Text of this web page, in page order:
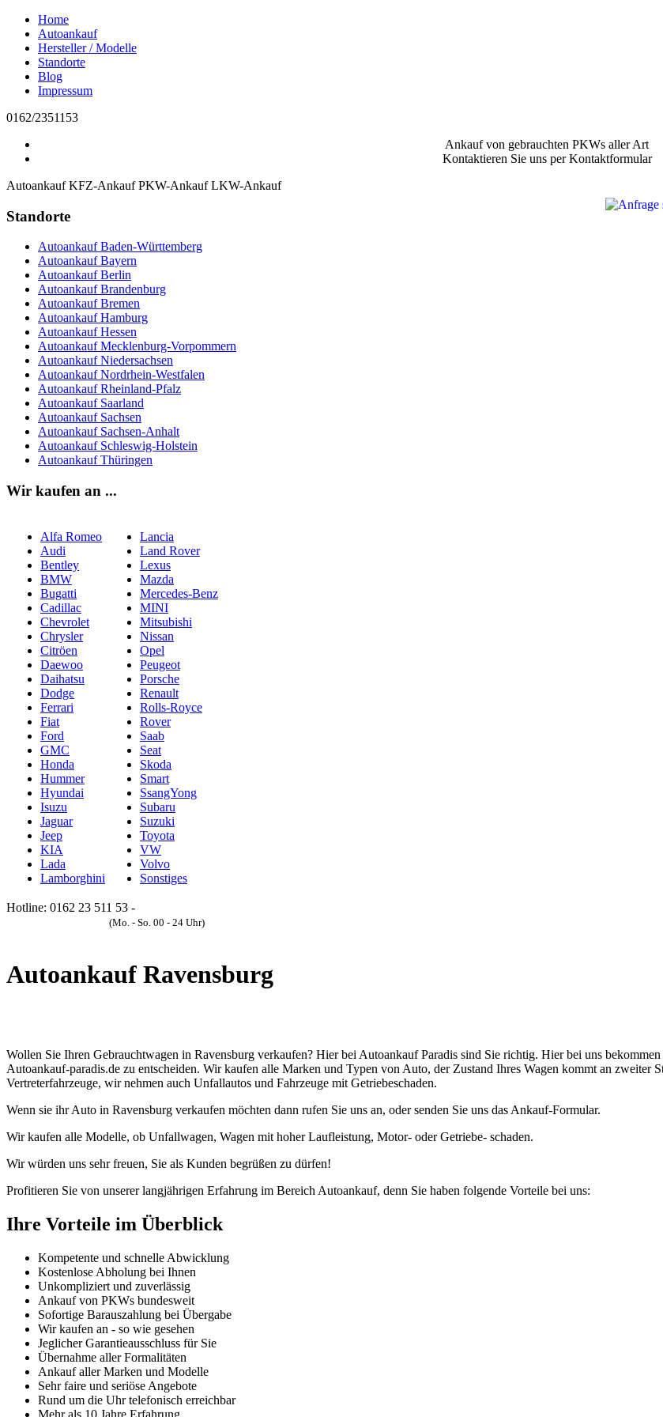
Home
Autoankauf
Hersteller / Modelle
Standorte
Blog
Impressum
0162/2351153
Ankauf von gebrauchten PKWs aller Art
Kontaktieren Sie uns per Kontaktformular
Autoankauf KFZ-Ankauf PKW-Ankauf LKW-Ankauf
Standorte
Autoankauf Baden-Württemberg
Autoankauf Bayern
Autoankauf Berlin
Autoankauf Brandenburg
Autoankauf Bremen
Autoankauf Hamburg
Autoankauf Hessen
Autoankauf Mecklenburg-Vorpommern
Autoankauf Niedersachsen
Autoankauf Nordrhein-Westfalen
Autoankauf Rheinland-Pfalz
Autoankauf Saarland
Autoankauf Sachsen
Autoankauf Sachsen-Anhalt
Autoankauf Schleswig-Holstein
Autoankauf Thüringen
Wir kaufen an ...
Alfa Romeo
Audi
Bentley
BMW
Bugatti
Cadillac
Chevrolet
Chrysler
Citröen
Daewoo
Daihatsu
Dodge
Ferrari
Fiat
Ford
GMC
Honda
Hummer
Hyundai
Isuzu
Jaguar
Jeep
KIA
Lada
Lamborghini
Lancia
Land Rover
Lexus
Mazda
Mercedes-Benz
MINI
Mitsubishi
Nissan
Opel
Peugeot
Porsche
Renault
Rolls-Royce
Rover
Saab
Seat
Skoda
Smart
SsangYong
Subaru
Suzuki
Toyota
VW
Volvo
Sonstiges
Hotline: 0162 23 511 53 -
(Mo. - So. 00 - 24 Uhr)
Autoankauf Ravensburg
Wollen Sie Ihren Gebrauchtwagen in Ravensburg verkaufen? Hier bei Autoankauf Paradis sind Sie richtig. Hier bei uns
Autoankauf-paradis.de zu entscheiden. Wir kaufen alle Marken und Typen von Auto, der Zustand Ihres Wagen kommt an zweiter
Vertreterfahrzeuge, wir nehmen auch Unfallautos und Fahrzeuge mit Getriebeschaden.
Wenn sie ihr Auto in Ravensburg verkaufen möchten dann rufen Sie uns an, oder senden Sie uns das Ankauf-Formular.
Wir kaufen alle Modelle, ob Unfallwagen, Wagen mit hoher Laufleistung, Motor- oder Getriebe- schaden.
Wir würden uns sehr freuen, Sie als Kunden begrüßen zu dürfen!
Profitieren Sie von unserer langjährigen Erfahrung im Bereich Autoankauf, denn Sie haben folgende Vorteile bei uns:
Ihre Vorteile im Überblick
Kompetente und schnelle Abwicklung
Kostenlose Abholung bei Ihnen
Unkompliziert und zuverlässig
Ankauf von PKWs bundesweit
Sofortige Barauszahlung bei Übergabe
Wir kaufen an - so wie gesehen
Jeglicher Garantieausschluss für Sie
Übernahme aller Formalitäten
Ankauf aller Marken und Modelle
Sehr faire und seriöse Angebote
Rund um die Uhr telefonisch erreichbar
Mehr als 10 Jahre Erfahrung